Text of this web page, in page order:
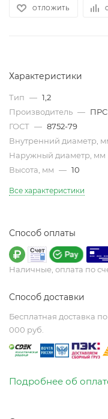
ОТЛОЖИТЬ
Характеристики
Тип — 1,2
Производитель — ПРС
ГОСТ — 8752-79
Внутренний диаметр,
Наружный диаметр, мм
Высота, мм — 10
Все характеристики
Способ оплаты
Наличные, оплата по
Способ доставки
Бесплатная доставка
000 руб.
Подробнее об